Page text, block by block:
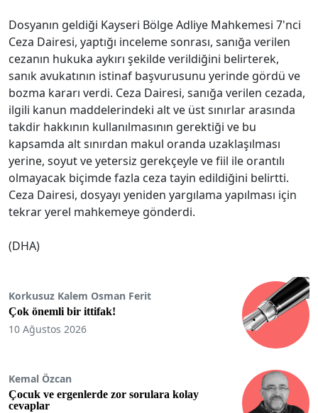
Dosyanın geldiği Kayseri Bölge Adliye Mahkemesi 7'nci
Ceza Dairesi, yaptığı inceleme sonrası, sanığa verilen
cezanın hukuka aykırı şekilde verildiğini belirterek,
sanık avukatının istinaf başvurusunu yerinde gördü ve
bozma kararı verdi. Ceza Dairesi, sanığa verilen cezada,
ilgili kanun maddelerindeki alt ve üst sınırlar arasında
takdir hakkının kullanılmasının gerektiği ve bu
kapsamda alt sınırdan makul oranda uzaklaşılması
yerine, soyut ve yetersiz gerekçeyle ve fiil ile orantılı
olmayacak biçimde fazla ceza tayin edildiğini belirtti.
Ceza Dairesi, dosyayı yeniden yargılama yapılması için
tekrar yerel mahkemeye gönderdi.
(DHA)
Korkusuz Kalem Osman Ferit
Çok önemli bir ittifak!
10 Ağustos 2026
Kemal Özcan
Çocuk ve ergenlerde zor sorulara kolay
cevaplar